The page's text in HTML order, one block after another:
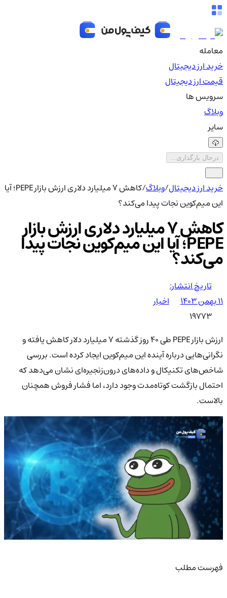
معامله
خرید ارز دیجیتال
قیمت ارز دیجیتال
سرویس ها
وبلاگ
سایر
درحال بارگذاری...
خرید ارز دیجیتال/وبلاگ/
کاهش ۷ میلیارد دلاری ارزش بازار PEPE؛ آیا
این میم‌کوین نجات پیدا می‌کند؟
کاهش ۷ میلیارد دلاری ارزش بازار
PEPE؛ آیا این میم‌کوین نجات پیدا
می‌کند؟
تاریخ انتشار:
۱۱ بهمن ۱۴۰۳
اخبار
19773
ارزش بازار PEPE طی ۴۰ روز گذشته ۷ میلیارد دلار کاهش یافته و
نگرانی‌هایی درباره آینده این میم‌کوین ایجاد کرده است. بررسی
شاخص‌های تکنیکال و داده‌های درون‌زنجیره‌ای نشان می‌دهد که
احتمال بازگشت کوتاه‌مدت وجود دارد، اما فشار فروش همچنان
بالاست.
فهرست مطلب